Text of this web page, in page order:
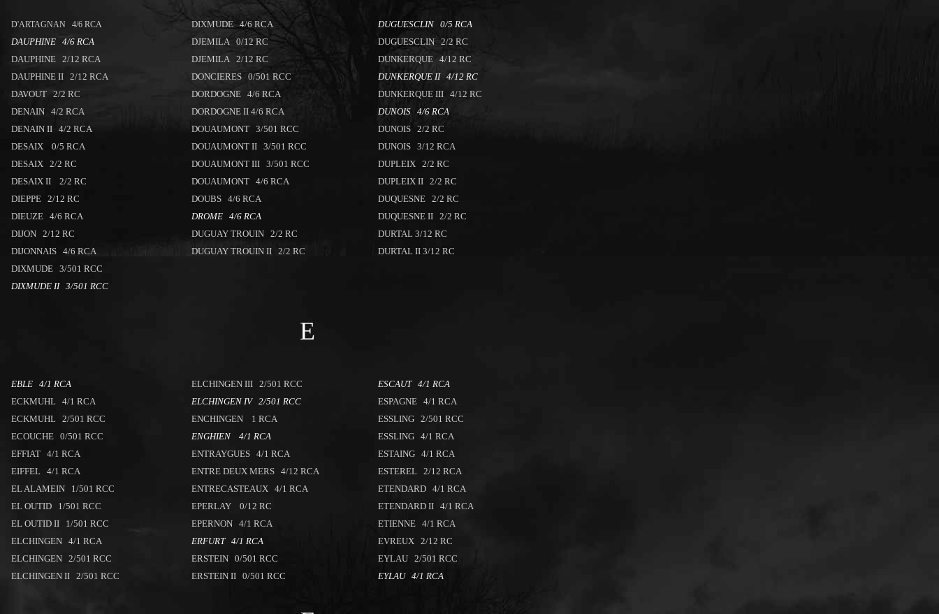
D'ARTAGNAN 4/6 RCA
DAUPHINE 4/6 RCA
DAUPHINE 2/12 RCA
DAUPHINE II 2/12 RCA
DAVOUT 2/2 RC
DENAIN 4/2 RCA
DENAIN II 4/2 RCA
DESAIX 0/5 RCA
DESAIX 2/2 RC
DESAIX II 2/2 RC
DIEPPE 2/12 RC
DIEUZE 4/6 RCA
DIJON 2/12 RC
DIJONNAIS 4/6 RCA
DIXMUDE 3/501 RCC
DIXMUDE II 3/501 RCC
DIXMUDE 4/6 RCA
DJEMILA 0/12 RC
DJEMILA 2/12 RC
DONCIERES 0/501 RCC
DORDOGNE 4/6 RCA
DORDOGNE II 4/6 RCA
DOUAUMONT 3/501 RCC
DOUAUMONT II 3/501 RCC
DOUAUMONT III 3/501 RCC
DOUAUMONT 4/6 RCA
DOUBS 4/6 RCA
DROME 4/6 RCA
DUGUAY TROUIN 2/2 RC
DUGUAY TROUIN II 2/2 RC
DUGUESCLIN 0/5 RCA
DUGUESCLIN 2/2 RC
DUNKERQUE 4/12 RC
DUNKERQUE II 4/12 RC
DUNKERQUE III 4/12 RC
DUNOIS 4/6 RCA
DUNOIS 2/2 RC
DUNOIS 3/12 RCA
DUPLEIX 2/2 RC
DUPLEIX II 2/2 RC
DUQUESNE 2/2 RC
DUQUESNE II 2/2 RC
DURTAL 3/12 RC
DURTAL II 3/12 RC
E
EBLE 4/1 RCA
ECKMUHL 4/1 RCA
ECKMUHL 2/501 RCC
ECOUCHE 0/501 RCC
EFFIAT 4/1 RCA
EIFFEL 4/1 RCA
EL ALAMEIN 1/501 RCC
EL OUTID 1/501 RCC
EL OUTID II 1/501 RCC
ELCHINGEN 4/1 RCA
ELCHINGEN 2/501 RCC
ELCHINGEN II 2/501 RCC
ELCHINGEN III 2/501 RCC
ELCHINGEN IV 2/501 RCC
ENCHINGEN 1 RCA
ENGHIEN 4/1 RCA
ENTRAYGUES 4/1 RCA
ENTRE DEUX MERS 4/12 RCA
ENTRECASTEAUX 4/1 RCA
EPERLAY 0/12 RC
EPERNON 4/1 RCA
ERFURT 4/1 RCA
ERSTEIN 0/501 RCC
ERSTEIN II 0/501 RCC
ESCAUT 4/1 RCA
ESPAGNE 4/1 RCA
ESSLING 2/501 RCC
ESSLING 4/1 RCA
ESTAING 4/1 RCA
ESTEREL 2/12 RCA
ETENDARD 4/1 RCA
ETENDARD II 4/1 RCA
ETIENNE 4/1 RCA
EVREUX 2/12 RC
EYLAU 2/501 RCC
EYLAU 4/1 RCA